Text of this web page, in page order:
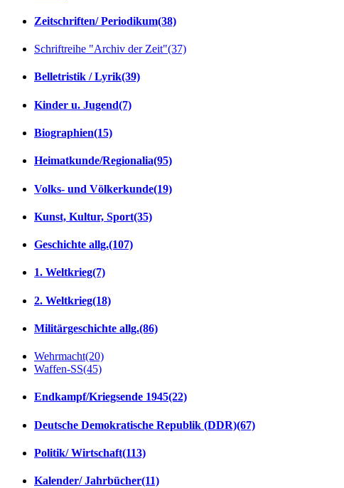
Zeitschriften/ Periodikum(38)
Schriftreihe "Archiv der Zeit"(37)
Belletristik / Lyrik(39)
Kinder u. Jugend(7)
Biographien(15)
Heimatkunde/Regionalia(95)
Volks- und Völkerkunde(19)
Kunst, Kultur, Sport(35)
Geschichte allg.(107)
1. Weltkrieg(7)
2. Weltkrieg(18)
Militärgeschichte allg.(86)
Wehrmacht(20)
Waffen-SS(45)
Endkampf/Kriegsende 1945(22)
Deutsche Demokratische Republik (DDR)(67)
Politik/ Wirtschaft(113)
Kalender/ Jahrbücher(11)